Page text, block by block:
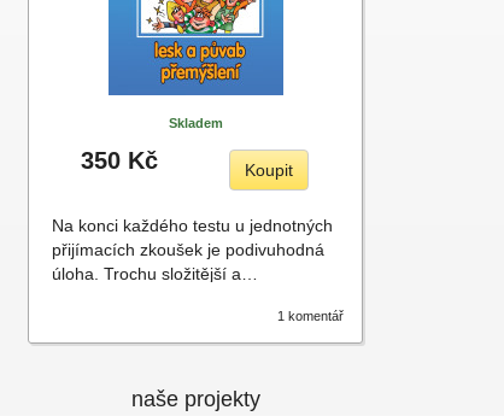
Skladem
350 Kč Koupit
Na konci každého testu u jednotných
přijímacích zkoušek je podivuhodná
úloha. Trochu složitější a…
1 komentář
naše projekty